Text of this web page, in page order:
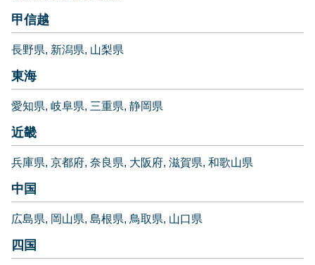
甲信越
長野県 新潟県 山梨県
東海
愛知県 岐阜県 三重県 静岡県
近畿
兵庫県 京都府 奈良県 大阪府 滋賀県 和歌山県
中国
広島県 岡山県 島根県 鳥取県 山口県
四国